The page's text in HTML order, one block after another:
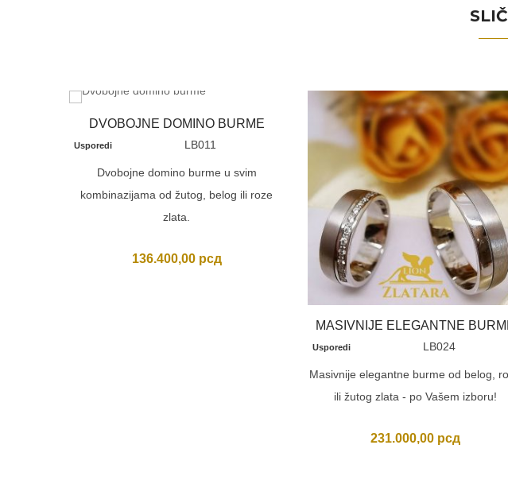
DVOBOJNE DOMINO BURME
Usporedi LB011
Dvobojne domino burme u svim
kombinazijama od žutog, belog ili roze
zlata.
136.400,00 рсд
MASIVNIJE ELEGANTNE
Usporedi LB024
Masivnije elegantne burme od belog,
ili žutog zlata - po Vašem izboru!
231.000,00 рсд